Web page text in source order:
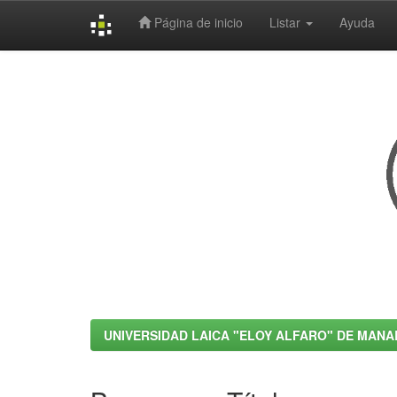
Página de inicio Listar Ayuda
UNIVERSIDAD LAICA "ELOY ALFARO" DE